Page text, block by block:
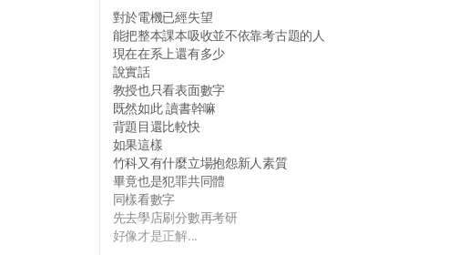
對於電機已經失望
能把整本課本吸收並不依靠考古題的人
現在在系上還有多少
說實話
教授也只看表面數字
既然如此 讀書幹嘛
背題目還比較快
如果這樣
竹科又有什麼立場抱怨新人素質
畢竟也是犯罪共同體
同樣看數字
先去學店刷分數再考研
好像才是正解...